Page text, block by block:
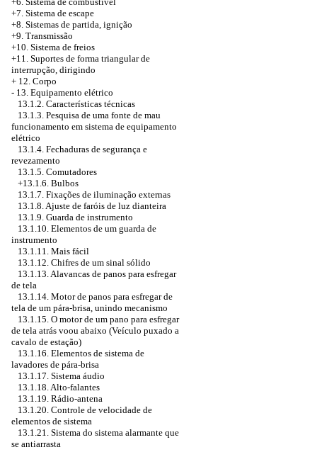
+7. Sistema de escape
+8. Sistemas de partida, ignição
+9. Transmissão
+10. Sistema de freios
+11. Suportes de forma triangular de
interrupção, dirigindo
+ 12. Corpo
- 13. Equipamento elétrico
13.1.2. Características técnicas
13.1.3. Pesquisa de uma fonte de mau
funcionamento em sistema de equipamento
elétrico
13.1.4. Fechaduras de segurança e
revezamento
13.1.5. Comutadores
+13.1.6. Bulbos
13.1.7. Fixações de iluminação externas
13.1.8. Ajuste de faróis de luz dianteira
13.1.9. Guarda de instrumento
13.1.10. Elementos de um guarda de
instrumento
13.1.11. Mais fácil
13.1.12. Chifres de um sinal sólido
13.1.13. Alavancas de panos para esfregar
de tela
13.1.14. Motor de panos para esfregar de
tela de um pára-brisa, unindo mecanismo
13.1.15. O motor de um pano para esfregar
de tela atrás voou abaixo (Veículo puxado a
cavalo de estação)
13.1.16. Elementos de sistema de
lavadores de pára-brisa
13.1.17. Sistema áudio
13.1.18. Alto-falantes
13.1.19. Rádio-antena
13.1.20. Controle de velocidade de
elementos de sistema
13.1.21. Sistema do sistema alarmante que
se antiarrasta